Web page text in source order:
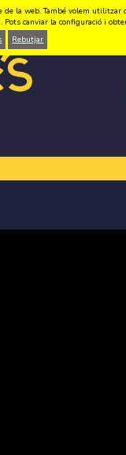
la web. També volem
canviar la configuració i
Rebutjar